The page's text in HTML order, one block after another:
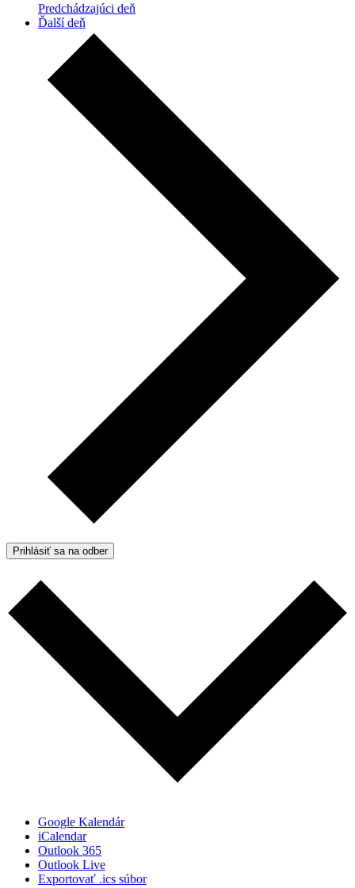
Predchádzajúci deň
Ďalší deň
Prihlásiť sa na odber
Google Kalendár
iCalendar
Outlook 365
Outlook Live
Exportovať .ics súbor